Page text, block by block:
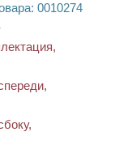
: 0010274